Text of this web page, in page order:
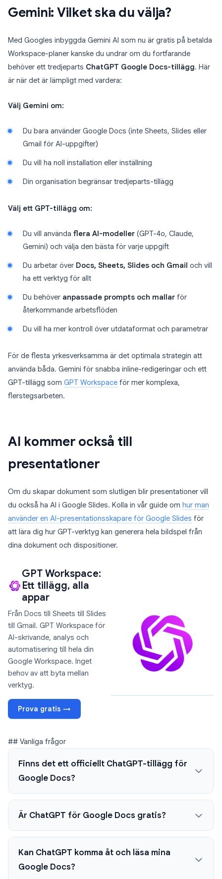
Gemini: Vilket ska du välja?
Med Googles inbyggda Gemini AI som nu är gratis på betalda
Workspace-planer kanske du undrar om du fortfarande
behöver ett tredjeparts ChatGPT Google Docs-tillägg. Här
är när det är lämpligt med vardera:
Välj Gemini om:
Du bara använder Google Docs (inte Sheets, Slides eller
Gmail för AI-uppgifter)
Du vill ha noll installation eller inställning
Din organisation begränsar tredjeparts-tillägg
Välj ett GPT-tillägg om:
Du vill använda flera AI-modeller (GPT-4o, Claude,
Gemini) och välja den bästa för varje uppgift
Du arbetar över Docs, Sheets, Slides och Gmail och vill
ha ett verktyg för allt
Du behöver anpassade prompts och mallar för
återkommande arbetsflöden
Du vill ha mer kontroll över utdataformat och parametrar
För de flesta yrkesverksamma är det optimala strategin att
använda båda. Gemini för snabba inline-redigeringar och ett
GPT-tillägg som GPT Workspace för mer komplexa,
flerstegsarbeten.
AI kommer också till
presentationer
Om du skapar dokument som slutligen blir presentationer vill
du också ha AI i Google Slides. Kolla in vår guide om hur man
använder en AI-presentationsskapare för Google Slides för
att lära dig hur GPT-verktyg kan generera hela bildspel från
dina dokument och dispositioner.
GPT Workspace:
Ett tillägg, alla
appar
Från Docs till Sheets till Slides
till Gmail. GPT Workspace för
AI-skrivande, analys och
automatisering till hela din
Google Workspace. Inget
behov av att byta mellan
verktyg.
Prova gratis →
## Vanliga frågor
Finns det ett officiellt ChatGPT-tillägg för
Google Docs?
Är ChatGPT för Google Docs gratis?
Kan ChatGPT komma åt och läsa mina
Google Docs?